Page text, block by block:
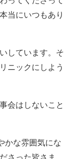
当にいつもあり
しています。そ
ニックにしよう
会はしないこと
かな雰囲気にな
さった皆さま、